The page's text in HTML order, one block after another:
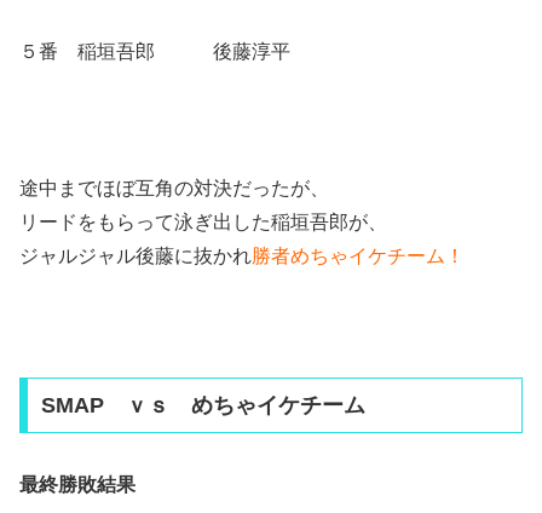
５番 稲垣吾郎 後藤淳平
途中までほぼ互角の対決だったが、
リードをもらって泳ぎ出した稲垣吾郎が、
ジャルジャル後藤に抜かれ勝者めちゃイケチーム！
SMAP ｖｓ めちゃイケチーム
最終勝敗結果